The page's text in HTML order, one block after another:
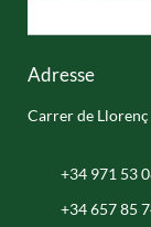
Adresse
Carrer de Llorenç
+34 971 53
+34 657 85